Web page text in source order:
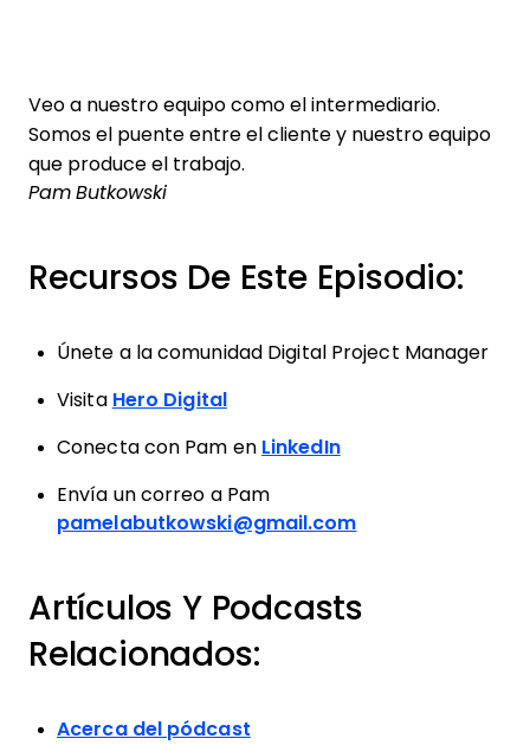
Veo a nuestro equipo como el intermediario.
Somos el puente entre el cliente y nuestro equipo
que produce el trabajo.
Pam Butkowski
Recursos De Este Episodio:
Únete a la comunidad Digital Project Manager
Visita Hero Digital
Conecta con Pam en LinkedIn
Envía un correo a Pam
pamelabutkowski@gmail.com
Artículos Y Podcasts
Relacionados:
Acerca del pódcast